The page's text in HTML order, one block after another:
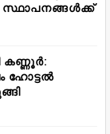
കണ്ണൂർ:
ഹോട്ടൽ